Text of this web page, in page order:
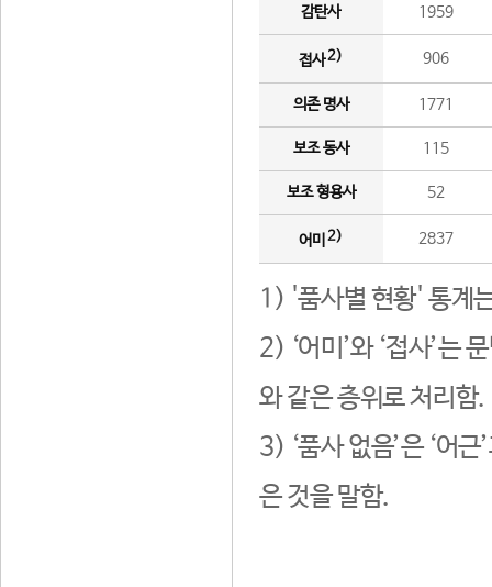
감탄사 1959
접사2) 906
의존 명사 1771
보조 동사 115
보조 형용사 52
어미 2) 2837
1) '품사별 현황' 통계
2) ‘어미’와 ‘접사’는
와 같은 층위로 처리함.
3) ‘품사 없음’은 ‘어
은 것을 말함.